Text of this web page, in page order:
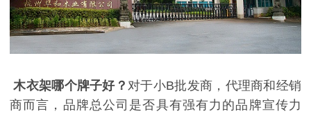
木衣架哪个牌子好？ 对于小B批发商，代理商和经销
商而言，品牌总公司是否具有强有力的品牌宣传力